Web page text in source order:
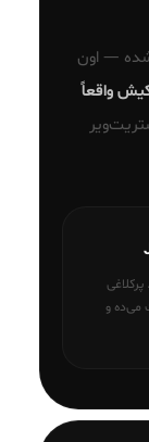
— اون
واقعاً
می‌ده و